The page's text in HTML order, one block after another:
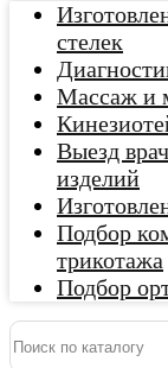
стелек
Массаж и
Выезд
изделий
Подбор
трикотажа
Подбор